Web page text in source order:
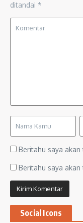
ditandai *
Beritahu saya
Beritahu saya
Social Icons